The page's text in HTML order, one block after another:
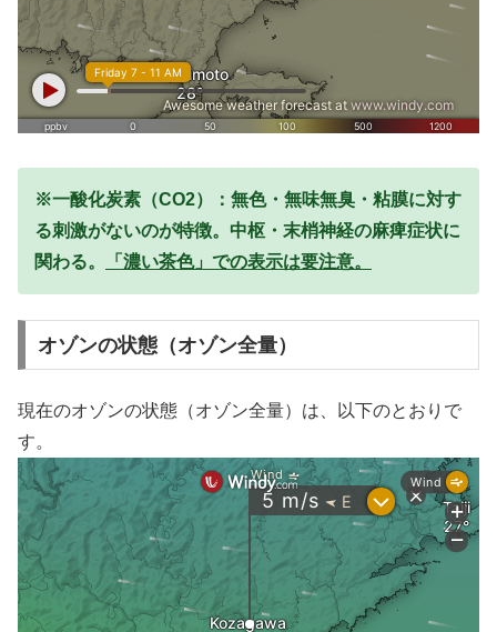
※一酸化炭素（CO2）：無色・無味無臭・粘膜に対す
る刺激がないのが特徴。中枢・末梢神経の麻痺症状に
関わる。
「濃い茶色」での表示は要注意。
オゾンの状態（オゾン全量）
現在のオゾンの状態（オゾン全量）は、以下のとおりで
す。